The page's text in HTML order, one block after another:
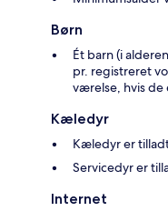
Børn
Ét barn (i
pr. registreret
værelse, hvis de
Kæledyr
Kæledyr er
Servicedyr er
Internet